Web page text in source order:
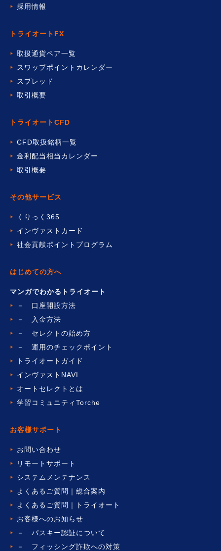
採用情報
その他サービス
くりっく365
インヴァストカード
社会貢献ポイントプログラム
トライオートFX
取扱通貨ペア一覧
スワップポイントカレンダー
スプレッド
取引概要
はじめての方へ
マンガでわかるトライオート
－ 口座開設方法
－ 入金方法
－ セレクトの始め方
－ 運用のチェックポイント
トライオートガイド
インヴァストNAVI
オートセレクトとは
学習コミュニティTorche
トライオートCFD
CFD取扱銘柄一覧
金利配当相当カレンダー
取引概要
お客様サポート
お問い合わせ
リモートサポート
システムメンテナンス
よくあるご質問｜総合案内
よくあるご質問｜トライオート
お客様へのお知らせ
－ パスキー認証について
－ フィッシング詐欺への対策